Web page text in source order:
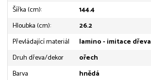
Šířka (cm):
144.4
Hloubka (cm):
26.2
Převládající materiál
lamino - imitace dřeva
Druh dřeva/dekor
ořech
Barva
hnědá